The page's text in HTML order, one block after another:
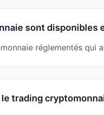
sont disponibles
réglementés qui
trading